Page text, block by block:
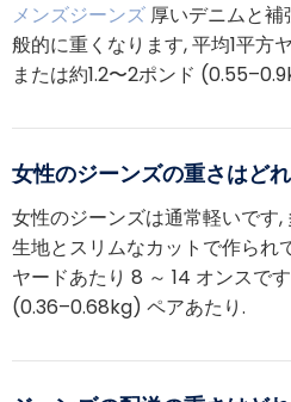
メンズジーンズ厚いデニムと
般的に重くなります, 平均1平方
または約1.2〜2ポンド
女性のジーンズの重さはど
女性のジーンズは通常軽いです
生地とスリムなカットで作られ
ヤードあたり 8 ～ 14 オンスで
(0.36–0.68kg) ペアあたり.